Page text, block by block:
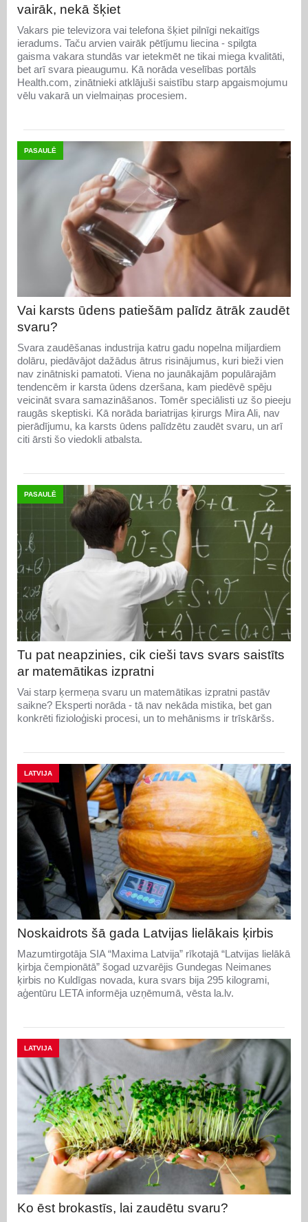
vairāk, nekā šķiet
Vakars pie televizora vai telefona šķiet pilnīgi nekaitīgs
ieradums. Taču arvien vairāk pētījumu liecina - spilgta
gaisma vakara stundās var ietekmēt ne tikai miega kvalitāti,
bet arī svara pieaugumu. Kā norāda veselības portāls
Health.com, zinātnieki atklājuši saistību starp apgaismojumu
vēlu vakarā un vielmaiņas procesiem.
PASAULĒ
Vai karsts ūdens patiešām palīdz ātrāk zaudēt
svaru?
Svara zaudēšanas industrija katru gadu nopelna miljardiem
dolāru, piedāvājot dažādus ātrus risinājumus, kuri bieži vien
nav zinātniski pamatoti. Viena no jaunākajām populārajām
tendencēm ir karsta ūdens dzeršana, kam piedēvē spēju
veicināt svara samazināšanos. Tomēr speciālisti uz šo pieeju
raugās skeptiski. Kā norāda bariatrijas ķirurgs Mira Ali, nav
pierādījumu, ka karsts ūdens palīdzētu zaudēt svaru, un arī
citi ārsti šo viedokli atbalsta.
PASAULĒ
Tu pat neapzinies, cik cieši tavs svars saistīts
ar matemātikas izpratni
Vai starp ķermeņa svaru un matemātikas izpratni pastāv
saikne? Eksperti norāda - tā nav nekāda mistika, bet gan
konkrēti fizioloģiski procesi, un to mehānisms ir trīskāršs.
LATVIJA
Noskaidrots šā gada Latvijas lielākais ķirbis
Mazumtirgotāja SIA “Maxima Latvija” rīkotajā “Latvijas lielākā
ķirbja čempionātā” šogad uzvarējis Gundegas Neimanes
ķirbis no Kuldīgas novada, kura svars bija 295 kilogrami,
aģentūru LETA informēja uzņēmumā, vēsta la.lv.
LATVIJA
Ko ēst brokastīs, lai zaudētu svaru?